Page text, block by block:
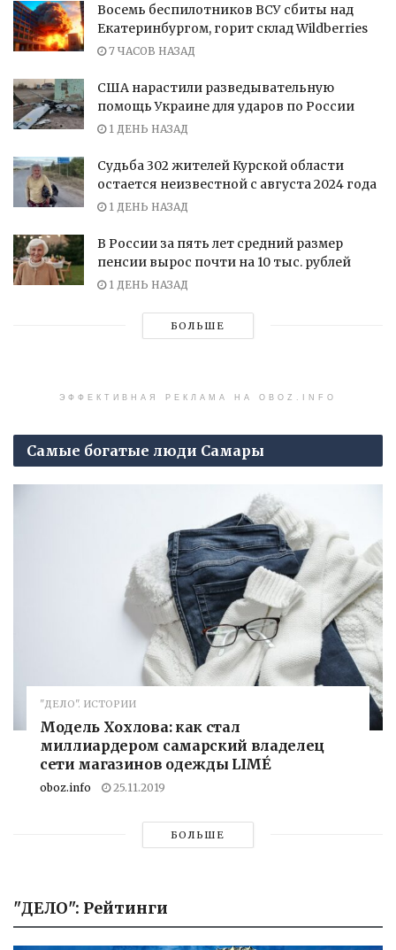
Восемь беспилотников ВСУ сбиты над
Екатеринбургом, горит склад Wildberries
7 ЧАСОВ НАЗАД
США нарастили разведывательную
помощь Украине для ударов по России
1 ДЕНЬ НАЗАД
Судьба 302 жителей Курской области
остается неизвестной с августа 2024 года
1 ДЕНЬ НАЗАД
В России за пять лет средний размер
пенсии вырос почти на 10 тыс. рублей
1 ДЕНЬ НАЗАД
БОЛЬШЕ
ЭФФЕКТИВНАЯ РЕКЛАМА НА OBOZ.INFO
Самые богатые люди Самары
"ДЕЛО". ИСТОРИИ
Модель Хохлова: как стал
миллиардером самарский владелец
сети магазинов одежды LIMÉ
oboz.info 25.11.2019
БОЛЬШЕ
"ДЕЛО": Рейтинги